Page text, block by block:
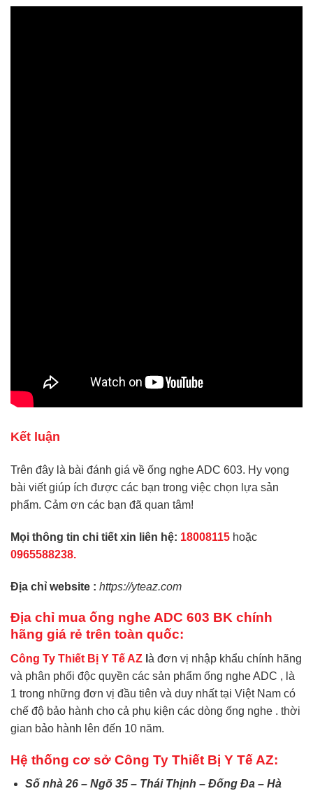
Kết luận
Trên đây là bài đánh giá về ống nghe ADC 603. Hy vọng
bài viết giúp ích được các bạn trong việc chọn lựa sản
phẩm. Cảm ơn các bạn đã quan tâm!
Mọi thông tin chi tiết xin liên hệ: 18008115 hoặc
0965588238.
Địa chỉ website : https://yteaz.com
Địa chỉ mua ống nghe ADC 603 BK chính
hãng giá rẻ trên toàn quốc:
Công Ty Thiết Bị Y Tế AZ à đơn vị nhập khẩu chính hãng
và phân phối độc quyền các sản phẩm ống nghe ADC , là
1 trong những đơn vị đầu tiên và duy nhất tại Việt Nam có
chế độ bảo hành cho cả phụ kiện các dòng ống nghe . thời
gian bảo hành lên đến 10 năm.
Hệ thống cơ sở Công Ty Thiết Bị Y Tế AZ:
Số nhà 26 – Ngõ 35 – Thái Thịnh – Đống Đa – Hà